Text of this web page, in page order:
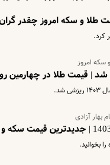
طلا و سکه امروز چقدر
کرد.
سکه امروز
قیمت طلا در چهارمین روز
آزادی